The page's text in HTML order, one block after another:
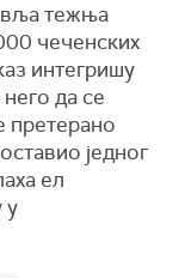
тежња
чеченских
интегришу
да се
претерано
једног
ел
у